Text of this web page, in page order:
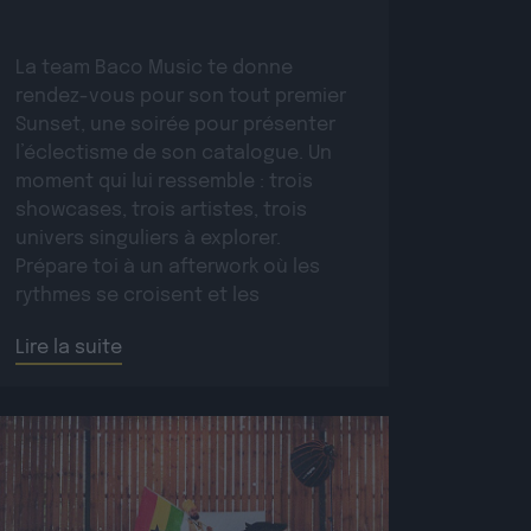
La team Baco Music te donne
rendez-vous pour son tout premier
Sunset, une soirée pour présenter
l’éclectisme de son catalogue. Un
moment qui lui ressemble : trois
showcases, trois artistes, trois
univers singuliers à explorer.
Prépare toi à un afterwork où les
rythmes se croisent et les
votre place sur ce […]
Lire la suite